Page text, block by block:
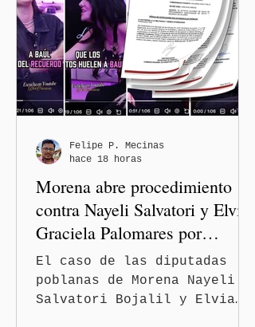
Avenida 105 Poniente, obra
que registra 44 por ciento
de avance y forma parte del
programa estatal para
recuperar vialidades
prioritarias, fortalecer la
condiciones de seguridad de
las familias poblanas, en e
Morena abre procedimiento
contra Nayeli Salvatori y Elvia
Graciela Palomares por
discriminación y burlas
El caso de las diputadas
poblanas de Morena Nayeli
Salvatori Bojalil y Elvia
Felipe P. Mecinas
hace 18 horas